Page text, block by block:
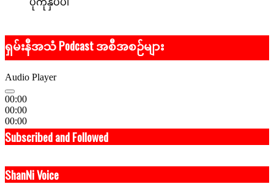
ပုံကိုနှိပ်ပါ
ရှမ်းနီအသံ Podcast အစီအစဉ်များ
Audio Player
00:00
00:00
00:00
Subscribed and Followed
ShanNi Voice